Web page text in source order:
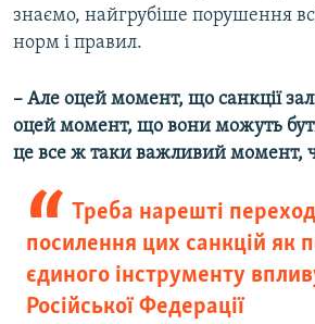
знаємо, найгрубіше порушення
норм і правил.
– Але оцей момент, що санкції
оцей момент, що вони можуть
це все ж таки важливий момент,
Треба нарешті
посилення цих санкцій як
єдиного інструменту
Російської Федерації